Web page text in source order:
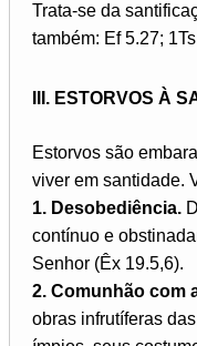
Trata-se da
também: Ef 5.27;
III. ESTORVOS À
Estorvos são
viver em santidade.
1. Desobediência.
contínuo e
Senhor (Êx 19.5,6).
2. Comunhão com
obras infrutíferas